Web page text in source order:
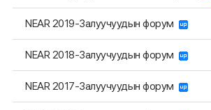
NEAR 2019-Залуучуудын форум
NEAR 2018-Залуучуудын форум
NEAR 2017-Залуучуудын форум